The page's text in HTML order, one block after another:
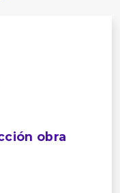
obra